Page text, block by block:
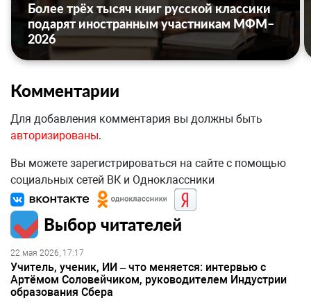
Более трёх тысяч книг русской классики
подарят иностранным участникам МФМ–
2026
Комментарии
Для добавления комментария вы должны быть
авторизированы.
Вы можете зарегистрироваться на сайте с помощью
социальных сетей ВК и Одноклассники
Выбор читателей
22 мая 2026, 17:17
Учитель, ученик, ИИ – что меняется: интервью с
Артёмом Соловейчиком, руководителем Индустрии
образования Сбера